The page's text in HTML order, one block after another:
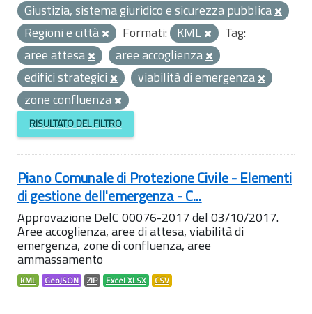
Giustizia, sistema giuridico e sicurezza pubblica
Regioni e città
Formati: KML
Tag:
aree attesa
aree accoglienza
edifici strategici
viabilità di emergenza
zone confluenza
RISULTATO DEL FILTRO
Piano Comunale di Protezione Civile - Elementi
di gestione dell'emergenza - C...
Approvazione DelC 00076-2017 del 03/10/2017.
Aree accoglienza, aree di attesa, viabilità di
emergenza, zone di confluenza, aree
ammassamento
KML GeoJSON ZIP Excel XLSX CSV